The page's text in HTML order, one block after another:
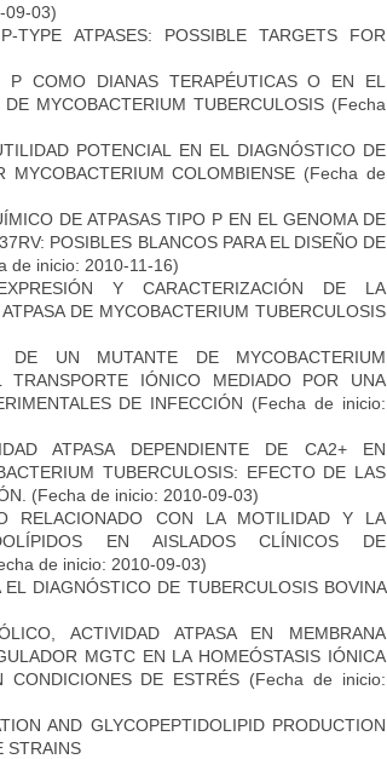
09-03)
TYPE ATPASES: POSSIBLE TARGETS FOR
P COMO DIANAS TERAPÉUTICAS O EN EL
MYCOBACTERIUM TUBERCULOSIS (Fecha
POTENCIAL EN EL DIAGNÓSTICO DE
MYCOBACTERIUM COLOMBIENSE (Fecha de
DE ATPASAS TIPO P EN EL GENOMA DE
POSIBLES BLANCOS PARA EL DISEÑO DE
de inicio: 2010-11-16)
Y CARACTERIZACIÓN DE LA
DE MYCOBACTERIUM TUBERCULOSIS
DE UN MUTANTE DE MYCOBACTERIUM
TRANSPORTE IÓNICO MEDIADO POR UNA
DE INFECCIÓN (Fecha de inicio:
ATPASA DEPENDIENTE DE CA2+ EN
TUBERCULOSIS: EFECTO DE LAS
(Fecha de inicio: 2010-09-03)
RELACIONADO CON LA MOTILIDAD Y LA
EN AISLADOS CLÍNICOS DE
de inicio: 2010-09-03)
DIAGNÓSTICO DE TUBERCULOSIS BOVINA
ACTIVIDAD ATPASA EN MEMBRANA
MGTC EN LA HOMEÓSTASIS IÓNICA
CONDICIONES DE ESTRÉS (Fecha de inicio:
AND GLYCOPEPTIDOLIPID PRODUCTION
STRAINS